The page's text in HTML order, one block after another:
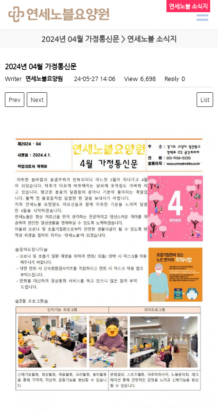
2024년 04월 가정통신문 > 연세노블 소식지
연세노블 소식지
2024년 04월 가정통신문
Writer 연세노블요양원 24-05-27 14:06 View 6,698 Reply 0
Prev Next List